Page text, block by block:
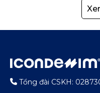
Tổng đài CSKH: